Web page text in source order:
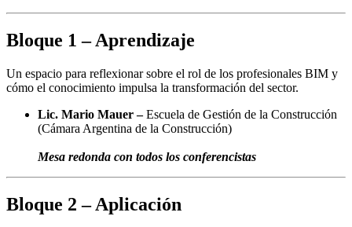
Bloque 1 – Aprendizaje
Un espacio para reflexionar sobre el rol de los profesionales BIM y
cómo el conocimiento impulsa la transformación del sector.
Lic. Mario Mauer –Escuela de Gestión de la Construcción
(Cámara Argentina de la Construcción)
Mesa redonda con todos los conferencistas
Bloque 2 – Aplicación